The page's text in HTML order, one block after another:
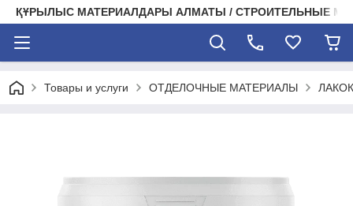
ҚҰРЫЛЫС МАТЕРИАЛДАРЫ АЛМАТЫ / СТРОИТЕЛЬНЫЕ
Товары и услуги ОТДЕЛОЧНЫЕ МАТЕРИАЛЫ